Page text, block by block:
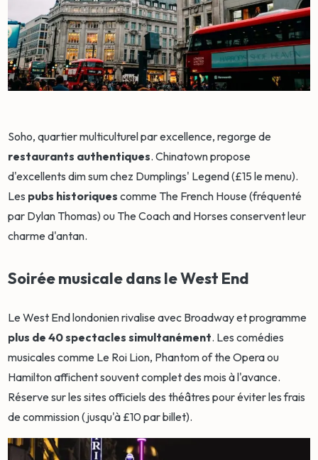
Soho, quartier multiculturel par excellence, regorge de
restaurants authentiques. Chinatown propose
d'excellents dim sum chez Dumplings' Legend (£15 le menu).
Les pubs historiques comme The French House (fréquenté
par Dylan Thomas) ou The Coach and Horses conservent leur
charme d'antan.
Soirée musicale dans le West End
Le West End londonien rivalise avec Broadway et programme
plus de 40 spectacles simultanément. Les comédies
musicales comme Le Roi Lion, Phantom of the Opera ou
Hamilton affichent souvent complet des mois à l'avance.
Réserve sur les sites officiels des théâtres pour éviter les frais
de commission (jusqu'à £10 par billet).